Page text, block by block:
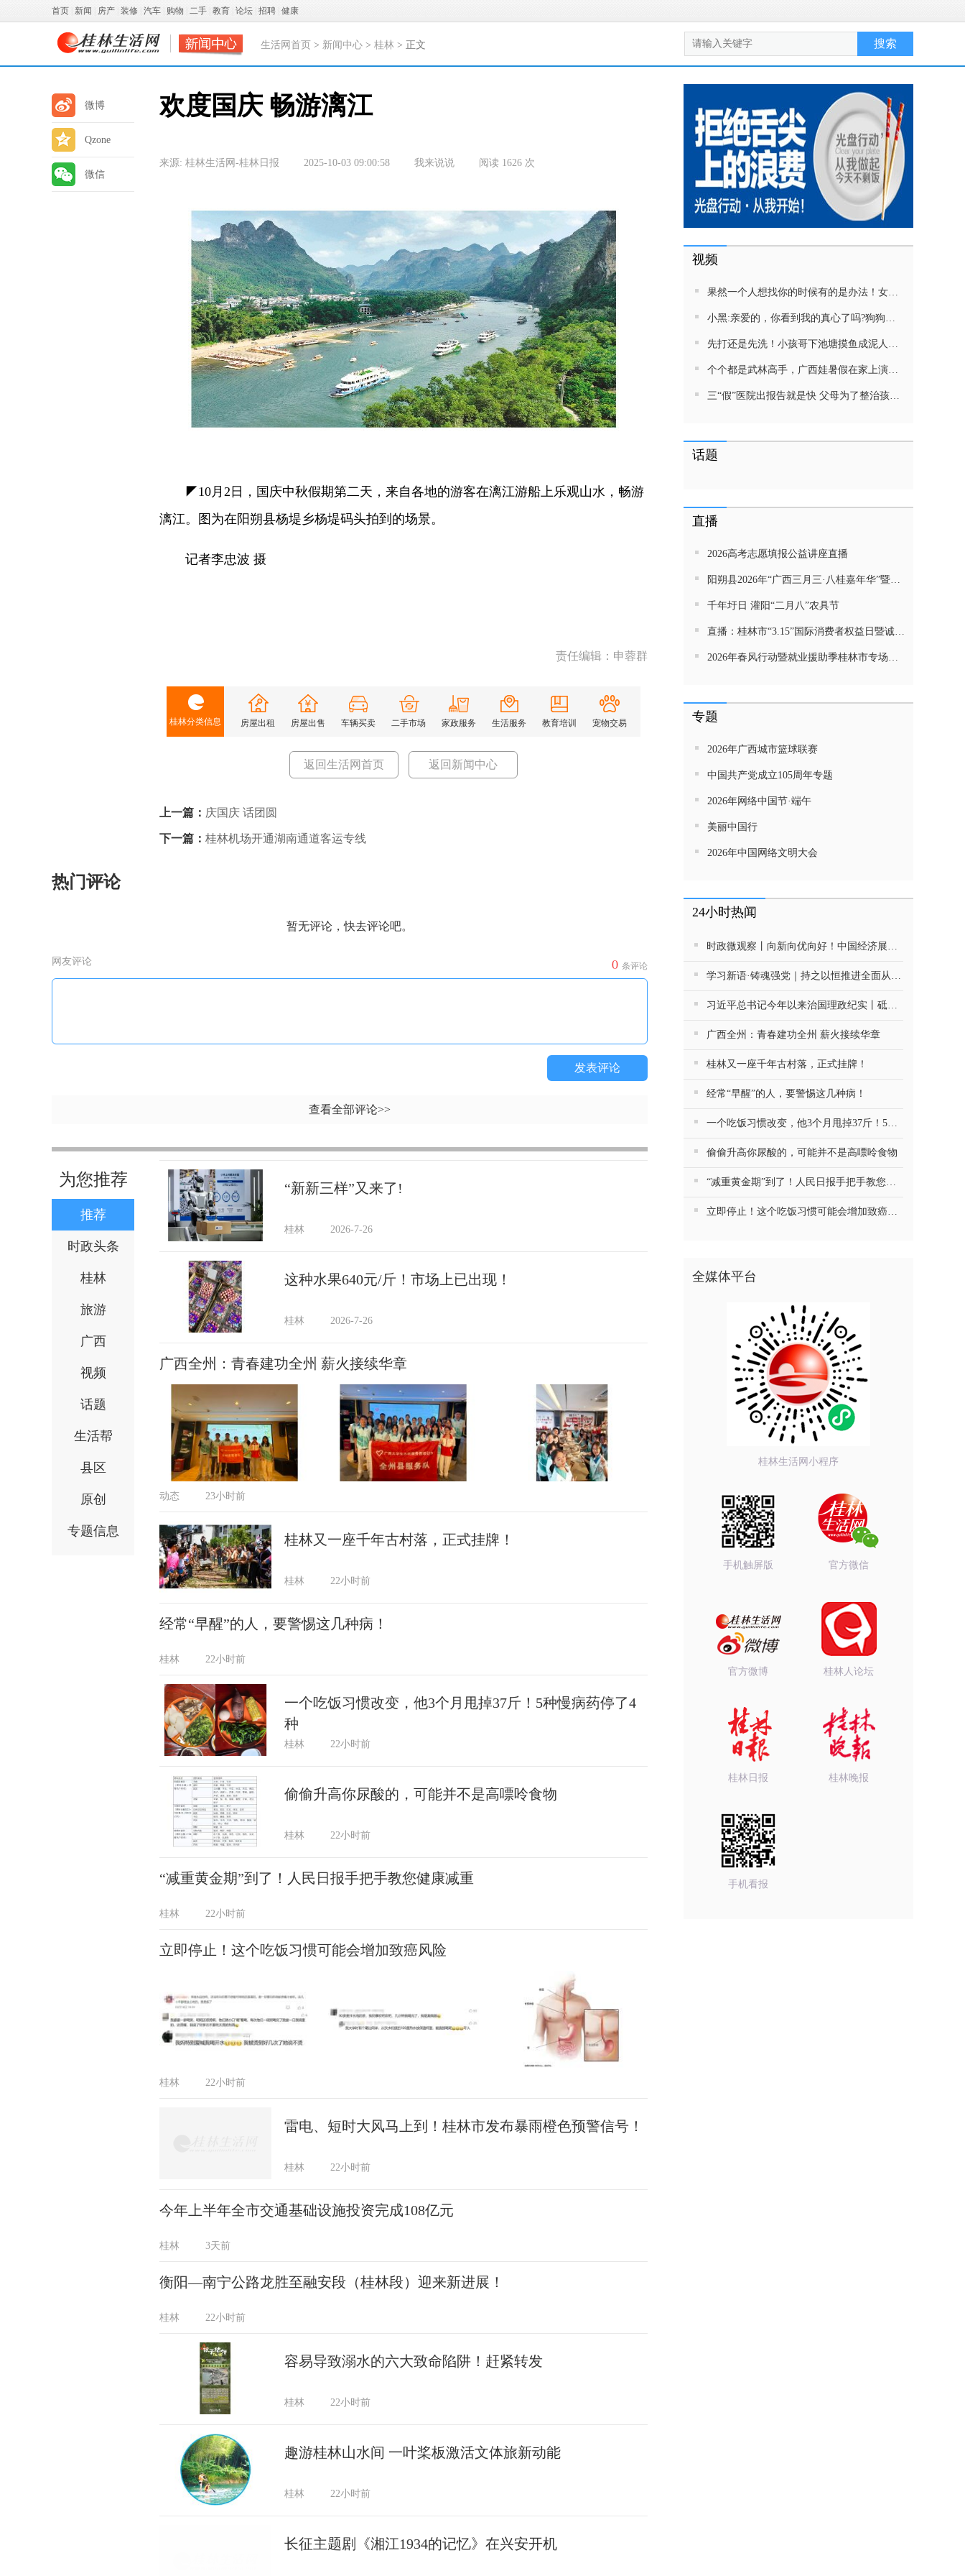
首页 新闻 房产 装修 汽车 购物 二手 教育 论坛 招聘 健康
生活网首页 > 新闻中心 > 桂林 > 正文
微博
Qzone
微信
欢度国庆 畅游漓江
来源: 桂林生活网-桂林日报 2025-10-03 09:00:58 我来说说 阅读 1626 次
◤10月2日，国庆中秋假期第二天，来自各地的游客在漓江游船上乐观山水，畅游
漓江。图为在阳朔县杨堤乡杨堤码头拍到的场景。
记者李忠波 摄
责任编辑：申蓉群
桂林分类信息 房屋出租 房屋出售 车辆买卖 二手市场 家政服务 生活服务 教育培训 宠物交易
返回生活网首页 返回新闻中心
上一篇： 庆国庆 话团圆
下一篇： 桂林机场开通湖南通道客运专线
热门评论
暂无评论，快去评论吧。
网友评论 0 条评论
发表评论
查看全部评论>>
为您推荐
推荐
时政头条
桂林
旅游
广西
视频
话题
生活帮
县区
原创
专题信息
“新新三样”又来了!
桂林 2026-7-26
这种水果640元/斤！市场上已出现！
桂林 2026-7-26
广西全州：青春建功全州 薪火接续华章
动态 23小时前
桂林又一座千年古村落，正式挂牌！
桂林 22小时前
经常“早醒”的人，要警惕这几种病！
桂林 22小时前
一个吃饭习惯改变，他3个月甩掉37斤！5种慢病药停了4
种
桂林 22小时前
偷偷升高你尿酸的，可能并不是高嘌呤食物
桂林 22小时前
“减重黄金期”到了！人民日报手把手教您健康减重
桂林 22小时前
立即停止！这个吃饭习惯可能会增加致癌风险
桂林 22小时前
雷电、短时大风马上到！桂林市发布暴雨橙色预警信号！
桂林 22小时前
今年上半年全市交通基础设施投资完成108亿元
桂林 3天前
衡阳—南宁公路龙胜至融安段（桂林段）迎来新进展！
桂林 22小时前
容易导致溺水的六大致命陷阱！赶紧转发
桂林 22小时前
趣游桂林山水间 一叶桨板激活文体旅新动能
桂林 22小时前
长征主题剧《湘江1934的记忆》在兴安开机
视频
果然一个人想找你的时候有的是办法！女生吵架将男友拉黑，结果男友给家里狗打电话了！汪：吵死了，一会就去把号码注销
小黑:亲爱的，你看到我的真心了吗?狗狗雨中等好朋狗不愿离去，网友:确实搞笑，黄黄都有男朋友，你却没有
先打还是先洗！小孩哥下池塘摸鱼成泥人！网友：这才是童年该有的样子，好怀念
个个都是武林高手，广西娃暑假在家上演武侠片，80后90后:以前我们也这样玩
三“假”医院出报告就是快 父母为了整治孩子少吃零食想尽了办法 网友：“又有”笑死我了
话题
直播
2026高考志愿填报公益讲座直播
阳朔县2026年“广西三月三·八桂嘉年华”暨金龙巡游活动直播
千年圩日 灌阳“二月八”农具节
直播：桂林市“3.15”国际消费者权益日暨诚信教育主题活动网民面对面活动
2026年春风行动暨就业援助季桂林市专场招聘活动直播带岗
专题
2026年广西城市篮球联赛
中国共产党成立105周年专题
2026年网络中国节·端午
美丽中国行
2026年中国网络文明大会
24小时热闻
时政微观察丨向新向优向好！中国经济展现强大韧性和活力
学习新语·铸魂强党｜持之以恒推进全面从严治党
习近平总书记今年以来治国理政纪实丨砥砺初心使命 把党建设得更加坚强有力
广西全州：青春建功全州 薪火接续华章
桂林又一座千年古村落，正式挂牌！
经常“早醒”的人，要警惕这几种病！
一个吃饭习惯改变，他3个月甩掉37斤！5种慢病药停了4种
偷偷升高你尿酸的，可能并不是高嘌呤食物
“减重黄金期”到了！人民日报手把手教您健康减重
立即停止！这个吃饭习惯可能会增加致癌风险
全媒体平台
桂林生活网小程序
手机触屏版 官方微信
官方微博 桂林人论坛
桂林日报 桂林晚报
手机看报